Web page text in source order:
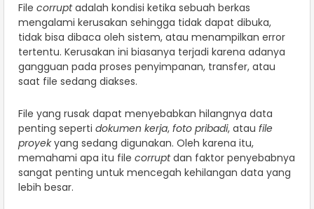
File corruptadalah kondisi ketika sebuah berkas
mengalami kerusakan sehingga tidak dapat dibuka,
tidak bisa dibaca oleh sistem, atau menampilkan error
tertentu. Kerusakan ini biasanya terjadi karena adanya
gangguan pada proses penyimpanan, transfer, atau
saat file sedang diakses.
File yang rusak dapat menyebabkan hilangnya data
penting seperti dokumen kerja, foto pribadi, atau file
proyekyang sedang digunakan. Oleh karena itu,
memahami apa itu file corruptdan faktor penyebabnya
sangat penting untuk mencegah kehilangan data yang
lebih besar.